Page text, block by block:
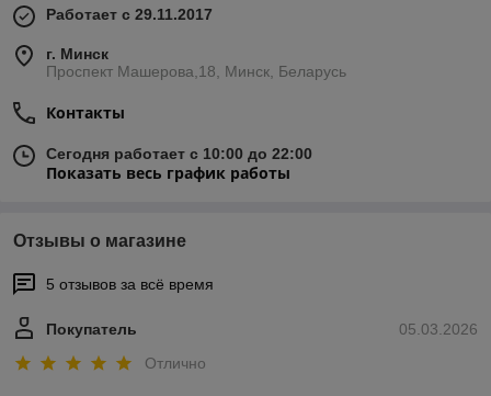
Работает с 29.11.2017
г. Минск
Проспект Машерова,18, Минск, Беларусь
Контакты
Сегодня работает с 10:00 до 22:00
Показать весь график работы
Отзывы о магазине
5 отзывов за всё время
05.03.2026
Покупатель
Отлично